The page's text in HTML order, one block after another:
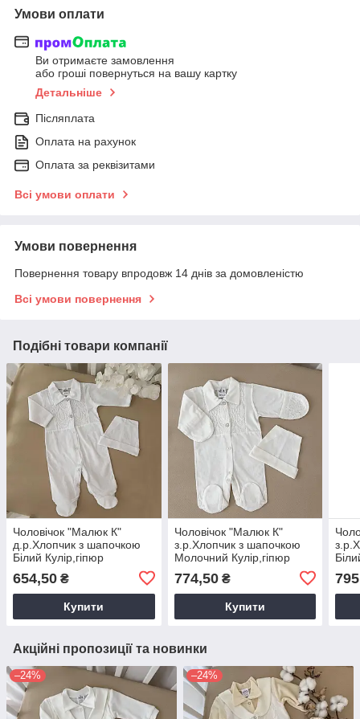
Умови оплати
Ви отримаєте замовлення
або гроші повернуться на вашу картку
Детальніше
Післяплата
Оплата на рахунок
Оплата за реквізитами
Всі умови оплати
Умови повернення
Повернення товару впродовж 14 днів за домовленістю
Всі умови повернення
Подібні товари компанії
Чоловічок "Малюк К"
д.р.Хлопчик з шапочкою
Білий Кулір,гіпюр
40(р)
654,50 ₴
Купити
Чоловічок "Малюк К"
з.р.Хлопчик з шапочкою
Молочний Кулір,гіпюр
38(р)
774,50₴
Купити
Акційні пропозиції та новинки
–24% –24%